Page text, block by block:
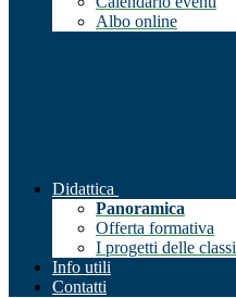
Albo online
Didattica
Panoramica
Offerta formativa
I progetti delle classi
Info utili
Contatti